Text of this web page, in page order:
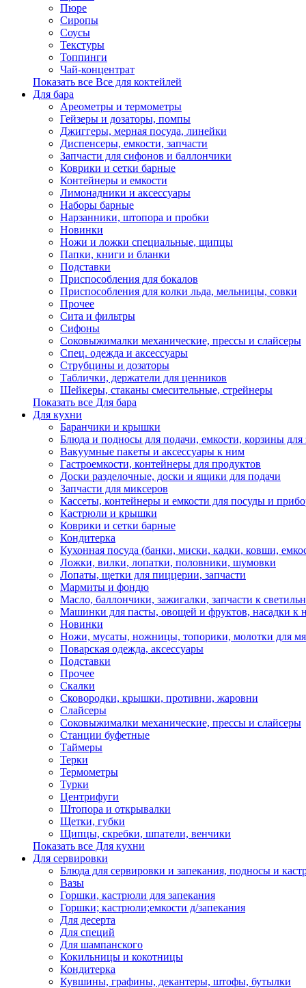
Пюре
Сиропы
Соусы
Текстуры
Топпинги
Чай-концентрат
Показать все Все для коктейлей
Для бара
Ареометры и термометры
Гейзеры и дозаторы, помпы
Джиггеры, мерная посуда, линейки
Диспенсеры, емкости, запчасти
Запчасти для сифонов и баллончики
Коврики и сетки барные
Контейнеры и емкости
Лимонадники и аксессуары
Наборы барные
Нарзанники, штопора и пробки
Новинки
Ножи и ложки специальные, щипцы
Папки, книги и бланки
Подставки
Приспособления для бокалов
Приспособления для колки льда, мельницы, совки
Прочее
Сита и фильтры
Сифоны
Соковыжималки механические, прессы и слайсеры
Спец. одежда и аксессуары
Струбцины и дозаторы
Таблички, держатели для ценников
Шейкеры, стаканы смесительные, стрейнеры
Показать все Для бара
Для кухни
Баранчики и крышки
Блюда и подносы для подачи, емкости, корзины для
Вакуумные пакеты и аксессуары к ним
Гастроемкости, контейнеры для продуктов
Доски разделочные, доски и ящики для подачи
Запчасти для миксеров
Кассеты, контейнеры и емкости для посуды и
Кастрюли и крышки
Коврики и сетки барные
Кондитерка
Кухонная посуда (банки, миски, кадки, ковши,
Ложки, вилки, лопатки, половники, шумовки
Лопаты, щетки для пиццерии, запчасти
Мармиты и фондю
Масло, баллончики, зажигалки, запчасти к
Машинки для пасты, овощей и фруктов, насадки к
Новинки
Ножи, мусаты, ножницы, топорики, молотки для
Поварская одежда, аксессуары
Подставки
Прочее
Скалки
Сковородки, крышки, противни, жаровни
Слайсеры
Соковыжималки механические, прессы и слайсеры
Станции буфетные
Таймеры
Терки
Термометры
Турки
Центрифуги
Штопора и открывалки
Щетки, губки
Щипцы, скребки, шпатели, венчики
Показать все Для кухни
Для сервировки
Блюда для сервировки и запекания, подносы и
Вазы
Горшки, кастрюли для запекания
Горшки; кастрюли;емкости д/запекания
Для десерта
Для специй
Для шампанского
Кокильницы и кокотницы
Кондитерка
Кувшины, графины, декантеры, штофы, бутылки